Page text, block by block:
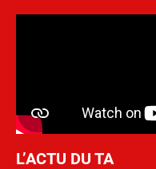
L’ACTU DU TA